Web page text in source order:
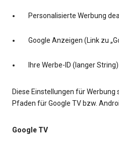
Personalisierte Werbung
Google Anzeigen (Link zu
Ihre Werbe-ID (langer String)
Diese Einstellungen für
Pfaden für Google TV bzw.
Google TV